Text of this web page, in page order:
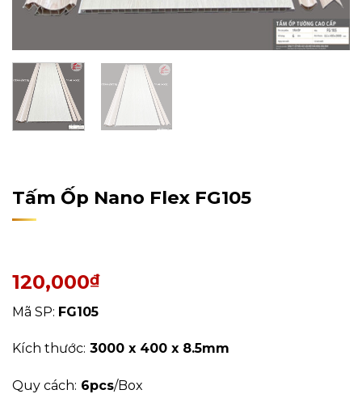
Tấm Ốp Nano Flex FG105
120,000₫
Mã SP: FG105
Kích thước: 3000 x 400 x 8.5mm
Quy cách: 6pcs/Box